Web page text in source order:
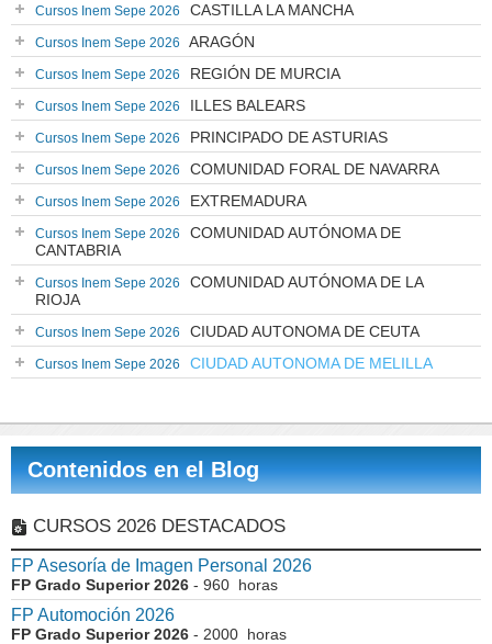
Cursos Inem Sepe 2026 CASTILLA LA MANCHA
Cursos Inem Sepe 2026 ARAGÓN
Cursos Inem Sepe 2026 REGIÓN DE MURCIA
Cursos Inem Sepe 2026 ILLES BALEARS
Cursos Inem Sepe 2026 PRINCIPADO DE ASTURIAS
Cursos Inem Sepe 2026 COMUNIDAD FORAL DE NAVARRA
Cursos Inem Sepe 2026 EXTREMADURA
Cursos Inem Sepe 2026
COMUNIDAD AUTÓNOMA DE
CANTABRIA
Cursos Inem Sepe 2026
COMUNIDAD AUTÓNOMA DE LA
RIOJA
Cursos Inem Sepe 2026 CIUDAD AUTONOMA DE CEUTA
Cursos Inem Sepe 2026 CIUDAD AUTONOMA DE MELILLA
Contenidos en el Blog
CURSOS 2026 DESTACADOS
FP Asesoría de Imagen Personal 2026
FP Grado Superior 2026 - 960 horas
FP Automoción 2026
FP Grado Superior 2026 - 2000 horas